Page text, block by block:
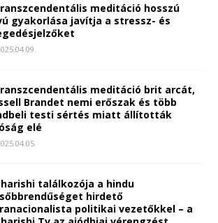
meditáció hosszú
gyakorlása javítja a stressz- és
meditáció brit arcát,
Brandet nemi erőszak és több
testi sértés miatt állították
elé
találkozója a hindu
hirdető
politikai vezetőkkel – a